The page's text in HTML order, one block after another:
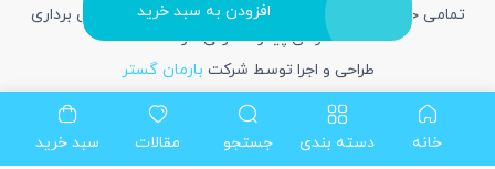
خانه دسته بندی جستجو مقالات سبد خرید
افزودن به سبد خرید
تمامی حقوق متعلق به دیابت شاپ می باشد و هرگونه کپی برداری
از آن پیگرد قانونی دارد.
طراحی و اجرا توسط شرکت بارمان گستر
شبکه های اجتماعی :